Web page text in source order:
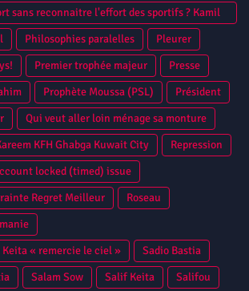
sans reconnaitre l'effort des sportifs ? Kamil
Guinee Conakry Syli National CAN 2013
Philosophies paralelles
Pleurer
Premier trophée majeur
Presse
Prophète Moussa (PSL)
Président
Qui veut aller loin ménage sa monture
KFH Ghabga Kuwait City
Repression
locked (timed) issue
Regret Meilleur
Roseau
Keita « remercie le ciel »
Sadio Bastia
Salam Sow Salif Keita Salifou